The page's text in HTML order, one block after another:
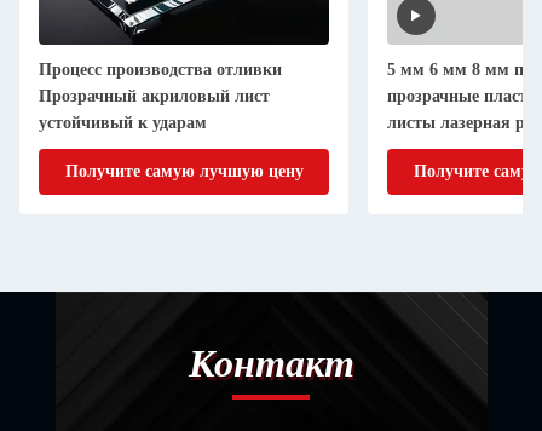
Процесс производства отливки
Прозрачный акриловый лист
устойчивый к ударам
Получите самую лучшую цену
5 мм 6 мм 8 мм
прозрачные
листы лазерная
Получите
Контакт